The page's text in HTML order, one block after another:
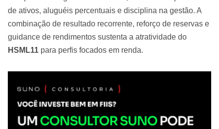
de ativos, aluguéis percentuais e disciplina na gestão. A
combinação de resultado recorrente, reforço de reservas e
guidance de rendimentos sustenta a atratividade do
HSML11 para perfis focados em renda.